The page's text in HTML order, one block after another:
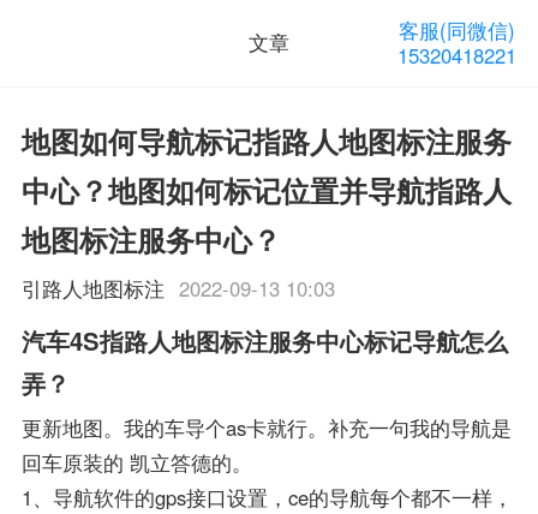
文章
客服(同微信)
15320418221
地图如何导航标记指路人地图标注服务
中心？地图如何标记位置并导航指路人
地图标注服务中心？
引路人地图标注 2022-09-13 10:03
汽车4S指路人地图标注服务中心标记导航怎么
弄？
更新地图。我的车导个as卡就行。补充一句我的导航是
回车原装的 凯立答德的。
1、导航软件的gps接口设置，ce的导航每个都不一样，